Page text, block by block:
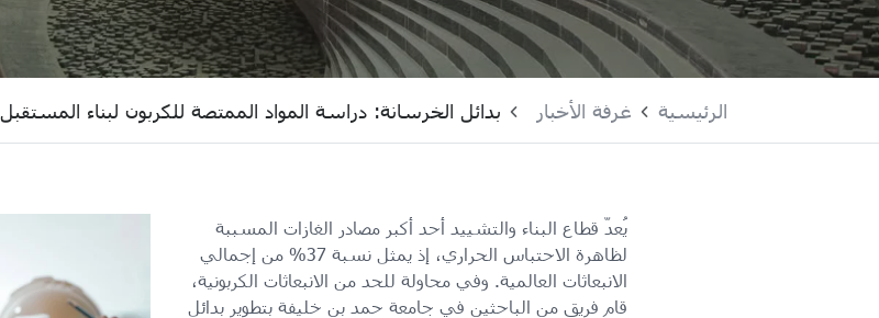
الرئيسية غرفة الأخبار بدائل الخرسانة: دراسة المواد الممتصة للكربون لبناء المستقبل
يُعدّ قطاع البناء والتشييد أحد أكبر مصادر الغازات المسببة
لظاهرة الاحتباس الحراري، إذ يمثل نسبة 37% من إجمالي
الانبعاثات العالمية. وفي محاولة للحد من الانبعاثات الكربونية،
قام فريق من الباحثين في جامعة حمد بن خليفة بتطوير بدائل